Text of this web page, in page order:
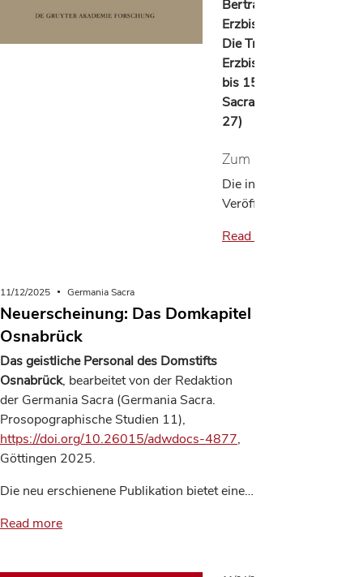
Bertram Resmini, Das
Erzbistum Trier 15:
Die Trierer
Erzbischöfe von 1456
bis 1547 (Germania
Sacra. Dritte Folge
27)
Zum Inhalt:
Die in dieser
Veröffentlichung…
Read more
11/12/2025 Germania Sacra
Neuerscheinung: Das Domkapitel
Osnabrück
Das geistliche Personal des Domstifts
Osnabrück, bearbeitet von der Redaktion
der Germania Sacra (Germania Sacra.
Prosopographische Studien 11),
https://doi.org/10.26015/adwdocs-4877,
Göttingen 2025.
Die neu erschienene Publikation bietet eine…
Read more